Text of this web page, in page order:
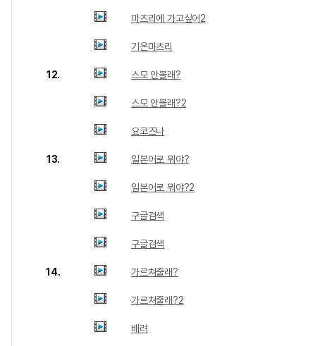
마츠리에 가고싶어2
기온마츠리
12. 스모 안볼래?
스모 안볼래?2
요코즈나
13. 일본어로 뭐야?
일본어로 뭐야?2
구글검색
구글검색
14. 가르쳐줄래?
가르쳐줄래?2
배려